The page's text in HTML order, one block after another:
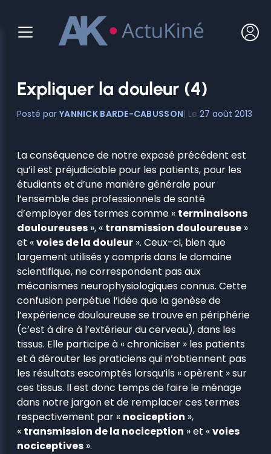
contenu
Expliquer la douleur (4)
YANNICK BARDE-CABUSSON 27 août 2013
La conséquence de notre exposé précédent est
qu’il est préjudiciable pour les patients, pour les
étudiants et d’une manière générale pour
l’ensemble des professionnels de santé
d’employer des termes comme « terminaisons
douloureuses », « transmission douloureuse »
et «voies de la douleur ». Ceux-ci, bien que
largement utilisés y compris dans le domaine
scientifique, ne correspondent pas aux
mécanismes neurophysiologiques connus. Cette
confusion perpétue l’idée que la genèse de
l’expérience douloureuse se trouve en périphérie
(c’est à dire à l’extérieur du cerveau), dans les
tissus. Elle participe à « chroniciser » les patients
et à dérouter les praticiens qui n’obtiennent pas
les résultats escomptés lorsqu’ils « opèrent » sur
ces tissus. Il est donc temps de faire le ménage
dans notre jargon et de remplacer ces termes
respectivement par « nociception »,
« transmission de la nociception » et «voies
nociceptives ».